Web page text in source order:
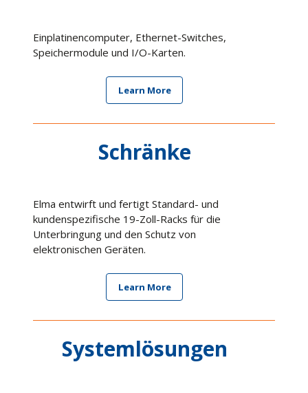
Einplatinencomputer, Ethernet-Switches,
Speichermodule und I/O-Karten.
Learn More
Schränke
Elma entwirft und fertigt Standard- und
kundenspezifische 19-Zoll-Racks für die
Unterbringung und den Schutz von
elektronischen Geräten.
Learn More
Systemlösungen